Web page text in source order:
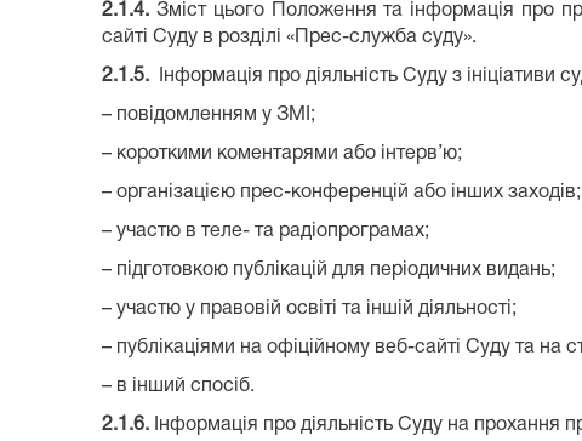
2.1.4. Зміст цього Положення та інформація про
сайті Суду в розділі «Прес-служба суду».
2.1.5. Інформація про діяльність Суду з ініціативи
– повідомленням у ЗМІ;
– короткими коментарями або інтерв’ю;
– організацією прес-конференцій або інших заходів;
– участю в теле- та радіопрограмах;
– підготовкою публікацій для періодичних видань;
– участю у правовій освіті та іншій діяльності;
– публікаціями на офіційному веб-сайті Суду та на
– в інший спосіб.
2.1.6. Інформація про діяльність Суду на прохання